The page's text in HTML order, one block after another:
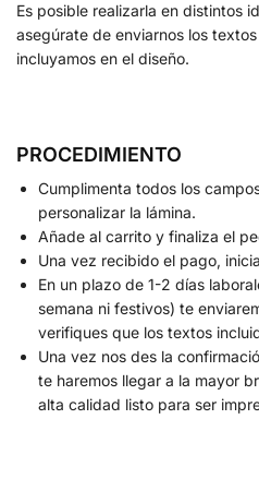
Es posible realizarla en distintos
asegúrate de enviarnos los
incluyamos en el diseño.
PROCEDIMIENTO
Cumplimenta todos los
personalizar la lámina.
Añade al carrito y finaliza el
Una vez recibido el pago,
En un plazo de 1-2 días
semana ni festivos) te
verifiques que los textos
Una vez nos des la
te haremos llegar a la mayor
alta calidad listo para ser